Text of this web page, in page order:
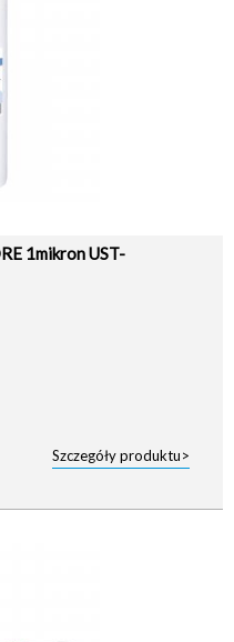
1mikron UST-
Szczegóły produktu>